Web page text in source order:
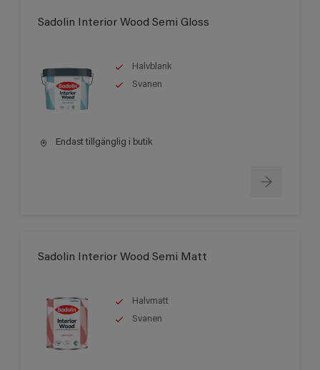
Sadolin Interior Wood Semi Gloss
Halvblank
Svanen
Endast tillgänglig i butik
Sadolin Interior Wood Semi Matt
Halvmatt
Svanen